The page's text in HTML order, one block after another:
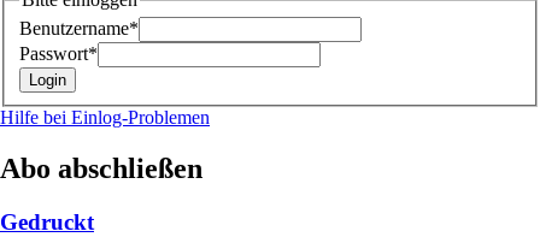
Benutzername*
Passwort*
Hilfe bei Einlog-Problemen
Abo abschließen
Gedruckt